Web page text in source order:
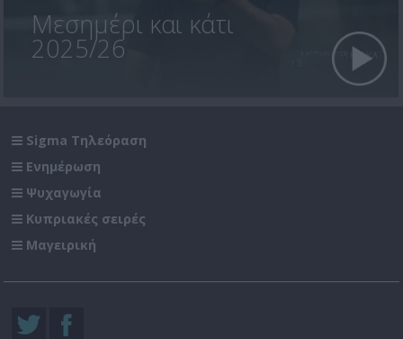
Μεσημέρι και κάτι
2025/26
Sigma Τηλεόραση
Ενημέρωση
Ψυχαγωγία
Κυπριακές σειρές
Μαγειρική